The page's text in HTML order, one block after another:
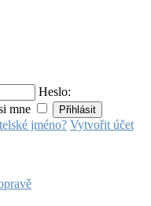
Heslo:
mne
jméno? Vytvořit účet